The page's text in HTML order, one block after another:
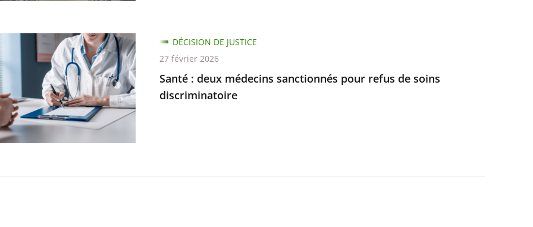
Santé : deux médecins sanctionnés pour refus de soins
discriminatoire
DÉCISION DE JUSTICE
27 février 2026